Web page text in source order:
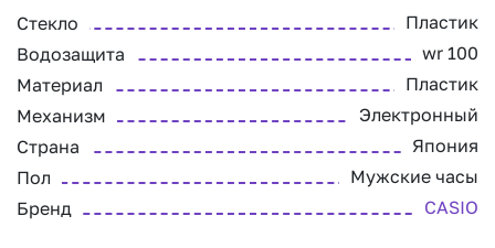
Стекло
Пластик
Водозащита
wr 100
Материал
Пластик
Механизм
Электронный
Страна
Япония
Пол
Мужские часы
Бренд
CASIO